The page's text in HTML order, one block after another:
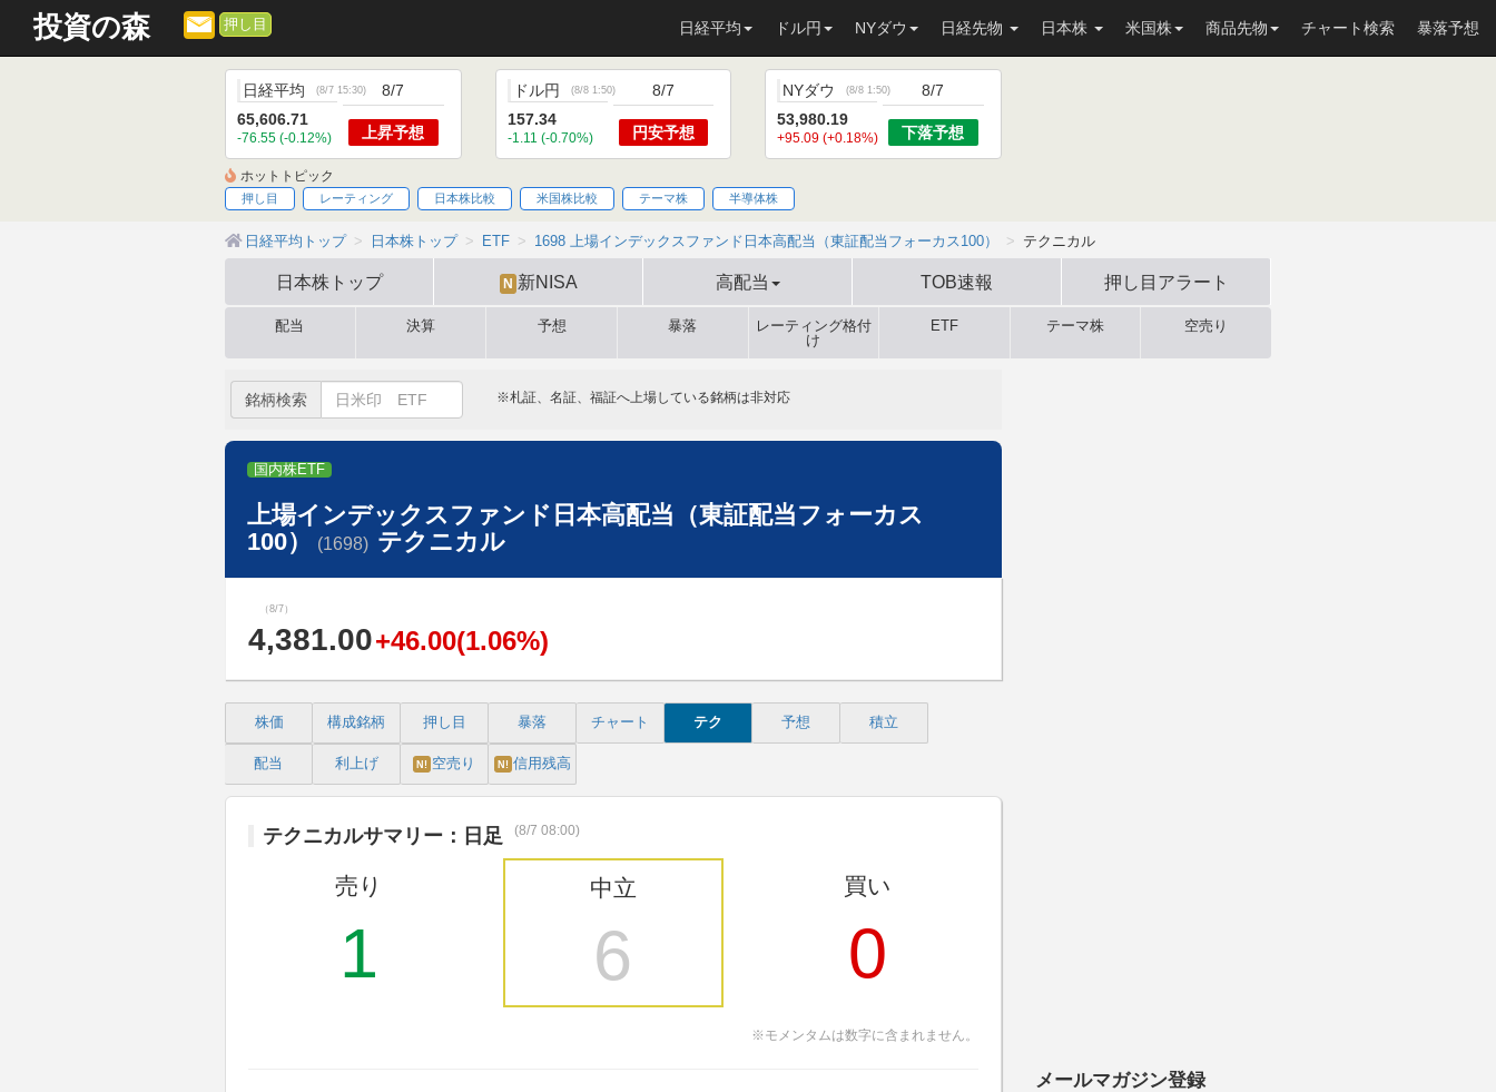
投資の森 押し目 日経平均 ドル円 NYダウ 日経先物 日本株 米国株 商品先物 チャート検索 暴落予想
日経平均 (8/7 15:30)
65,606.71
-76.55 (-0.12%)
8/7
上昇予想
ドル円 (8/8 1:50)
157.34
-1.11 (-0.70%)
8/7
円安予想
NYダウ (8/8 1:50)
53,980.19
+95.09 (+0.18%)
8/7
下落予想
ホットトピック
押し目 レーティング 日本株比較 米国株比較 テーマ株 半導体株
日経平均トップ 日本株トップ ETF 1698 上場インデックスファンド日本高配当（東証配当フォーカス100） テクニカル
日本株トップ N 新NISA 高配当 TOB速報 押し目 アラート
配当 決算 予想 暴落
レーティング格付
け
ETF テーマ株 空売り
銘柄検索 ※札証、名証、福証へ上場している銘柄は非対応
国内株ETF
上場インデックスファンド日本高配当（東証配当フォーカス
100）
(1698) テクニカル
（8/7）
4,381.00+46.00(1.06%)
株価 構成銘柄 押し目 暴落 チャート テク 予想 積立
配当 利上げ N! 空売り N! 信用残高
テクニカルサマリー：日足 (8/7 08:00)
売り
1
中立
6
買い
0
※モメンタムは数字に含まれません。
メールマガジン登録